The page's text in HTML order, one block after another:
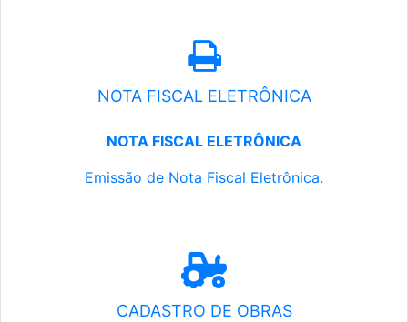
NOTA FISCAL ELETRÔNICA
NOTA FISCAL ELETRÔNICA
Emissão de Nota Fiscal Eletrônica.
CADASTRO DE OBRAS